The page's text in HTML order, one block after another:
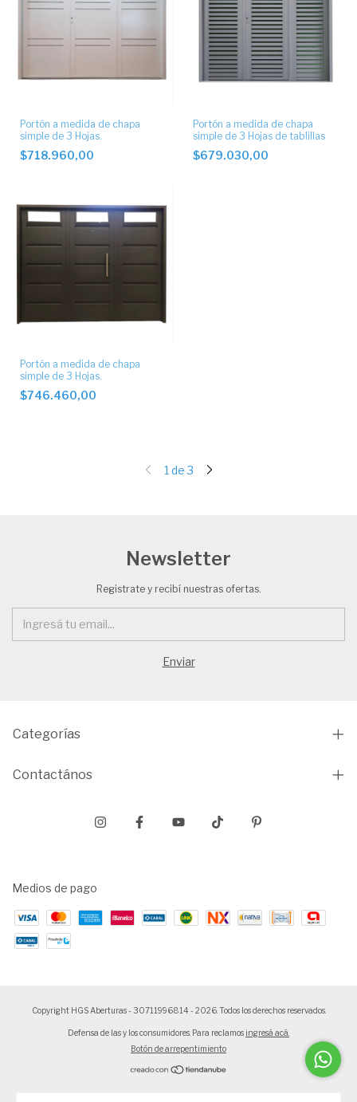
Portón a medida de chapa
simple de 3 Hojas.
$718.960,00
Portón a medida de chapa
simple de 3 Hojas de tablillas
$679.030,00
Portón a medida de chapa
simple de 3 Hojas.
$746.460,00
1 de 3
Newsletter
Registrate y recibí nuestras ofertas.
Categorías
Contactános
Medios de pago
Copyright HGS Aberturas - 30711996814 - 2026. Todos los derechos reservados.
Defensa de las y los consumidores. Para reclamos ingresá acá.
Botón de arrepentimiento